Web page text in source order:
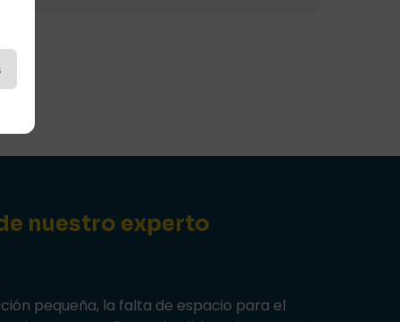
nuestro experto
pequeña, la falta de espacio para el